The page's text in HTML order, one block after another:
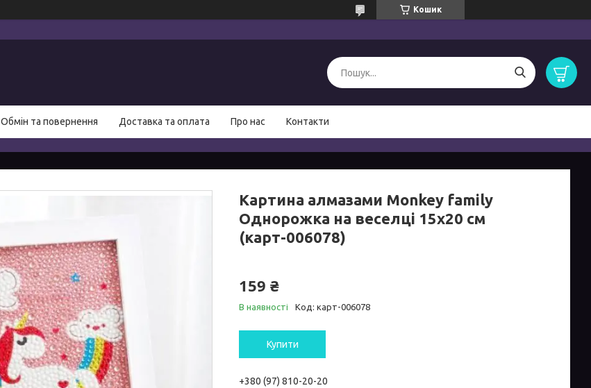
Кошик
Обмін та повернення Доставка та оплата Про нас Контакти
Картина алмазами Monkey family
Однорожка на веселці 15х20 см
(карт-006078)
159 ₴
В наявності Код: карт-006078
Купити
+380 (97) 810-20-20